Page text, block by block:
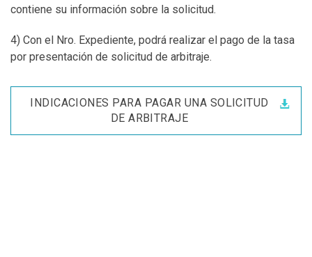
contiene su información sobre la solicitud.
4) Con el Nro. Expediente, podrá realizar el pago de la tasa
por presentación de solicitud de arbitraje.
INDICACIONES PARA PAGAR UNA SOLICITUD
DE ARBITRAJE